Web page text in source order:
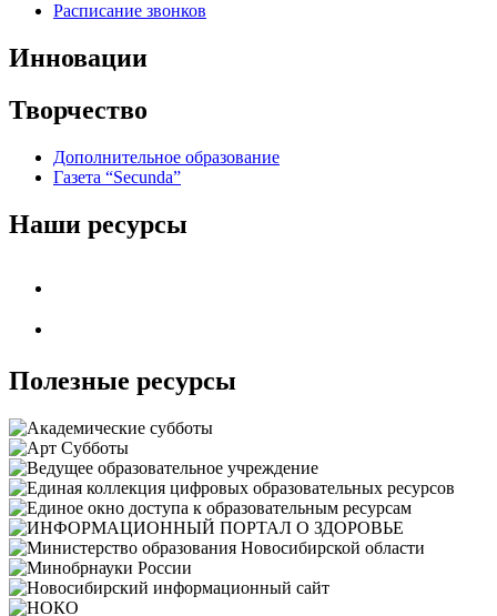
Расписание звонков
Инновации
Творчество
Дополнительное образование
Газета “Secunda”
Наши ресурсы
Полезные ресурсы